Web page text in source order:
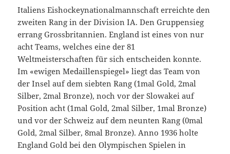
Italiens Eishockeynationalmannschaft erreichte den
zweiten Rang in der Division IA. Den Gruppensieg
errang Grossbritannien. England ist eines von nur
acht Teams, welches eine der 81
Weltmeisterschaften für sich entscheiden konnte.
Im «ewigen Medaillenspiegel» liegt das Team von
der Insel auf dem siebten Rang (1mal Gold, 2mal
Silber, 2mal Bronze), noch vor der Slowakei auf
Position acht (1mal Gold, 2mal Silber, 1mal Bronze)
und vor der Schweiz auf dem neunten Rang (0mal
Gold, 2mal Silber, 8mal Bronze). Anno 1936 holte
England Gold bei den Olympischen Spielen in